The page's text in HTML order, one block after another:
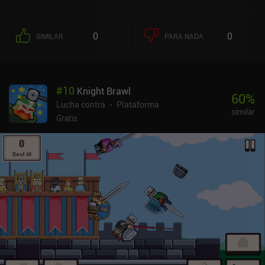
incluyen explosivos sincronizados, auras de fuego, escudos
protectores y rayos. Y como algunos Sombras tienen fuertes
pergaminos de equipo que se usan para mejorar nuestro equipo.
Combinar dos piezas similares también aumenta su rango y
desbloquea ventajas adicionales, pero todos estos sistemas son
un poco pesado, pero el juego ofrece una gran variedad de formas
de mitigar esta molestia, siempre que estés dispuesto a pagar.
Aparte de vender moneda del juego y llaves de cajas de botín,
Shades nos bombardea literalmente con todo tipo de ofertas
especiales, para que siempre tengamos algo que comprar.
También podemos ver anuncios para conseguir bonificaciones.
Afortunadamente, no necesitamos estrictamente comprar nada,
pero el sistema de energía es bastante molesto. A pesar de la
repetitiva jugabilidad y la agresiva monetización, el mero placer de
encontrarse con personajes conocidos, presenciar la expansión de
SIMILAR 0 PARA NADA 0
#10 Knight Brawl
Lucha contra
Plataforma
Gratis
60%
similar